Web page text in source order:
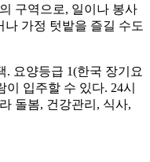
구역으로, 일이나 봉사
가정 텃밭을 즐길 수도
. 요양등급 1(한국 장기요
입주할 수 있다. 24시
돌봄, 건강관리, 식사,